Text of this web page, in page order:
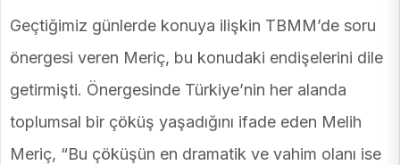
Geçtiğimiz günlerde konuya ilişkin TBMM’de soru
önergesi veren Meriç, bu konudaki endişelerini dile
getirmişti. Önergesinde Türkiye’nin her alanda
toplumsal bir çöküş yaşadığını ifade eden Melih
Meriç, “Bu çöküşün en dramatik ve vahim olanı ise